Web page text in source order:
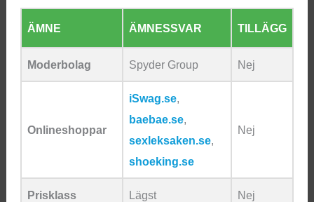
ÄMNE ÄMNESSVAR TILLÄGG
Moderbolag Spyder Group Nej
Onlineshoppar
iSwag.se,
baebae.se,
sexleksaken.se,
shoeking.se
Nej
Prisklass Lägst Nej